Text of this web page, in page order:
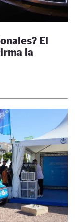
El
la